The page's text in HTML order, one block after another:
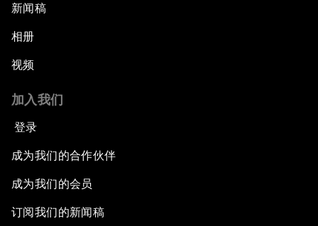
新闻稿
相册
视频
加入我们
登录
成为我们的合作伙伴
成为我们的会员
订阅我们的新闻稿